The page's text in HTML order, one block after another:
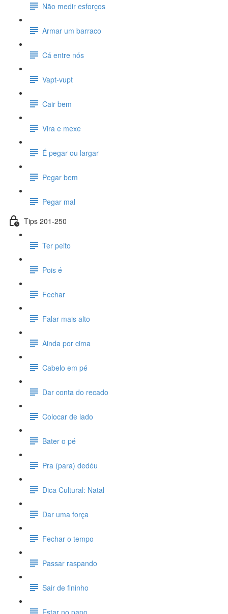
Não medir esforços
Armar um barraco
Cá entre nós
Vapt-vupt
Cair bem
Vira e mexe
É pegar ou largar
Pegar bem
Pegar mal
Tips 201-250
Ter peito
Pois é
Fechar
Falar mais alto
Ainda por cima
Cabelo em pé
Dar conta do recado
Colocar de lado
Bater o pé
Pra (para) dedéu
Dica Cultural: Natal
Dar uma força
Fechar o tempo
Passar raspando
Sair de fininho
Estar no papo